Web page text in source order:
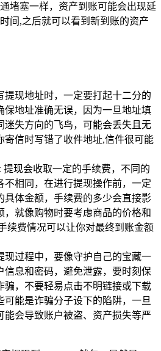
堵塞一样，资产到账可能会出现延
间,之后就可以看到新到账的资产
提现地址时，一定要打起十二分的
保地址准确无误，因为一旦地址填
迷失方向的飞鸟，可能会丢失且无
寄信时写错了收件地址,信件很可能
提现会收取一定的手续费，不同的
不相同，在进行提现操作前，一定
具体金额，手续费的多少会直接影
，就像购物时要考虑商品的价格和
续费情况可以让你对最终到账金额
现过程中，要像守护自己的宝藏一
信息和密码，避免泄露，要时刻保
骗，不要轻易点击不明链接或下载
可能是诈骗分子设下的陷阱，一旦
能会导致账户被盗、资产损失等严